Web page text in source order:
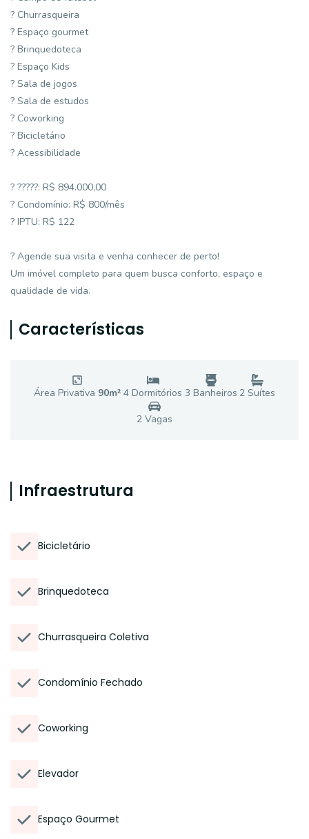
? Churrasqueira
? Espaço gourmet
? Brinquedoteca
? Espaço Kids
? Sala de jogos
? Sala de estudos
? Coworking
? Bicicletário
? Acessibilidade
? ?????: R$ 894.000,00
? Condomínio: R$ 800/mês
? IPTU: R$ 122
? Agende sua visita e venha conhecer de perto!
Um imóvel completo para quem busca conforto, espaço e
qualidade de vida.
Características
Área Privativa 90m² 4 Dormitórios 3 Banheiros 2 Suítes
2 Vagas
Infraestrutura
Bicicletário
Brinquedoteca
Churrasqueira Coletiva
Condomínio Fechado
Coworking
Elevador
Espaço Gourmet